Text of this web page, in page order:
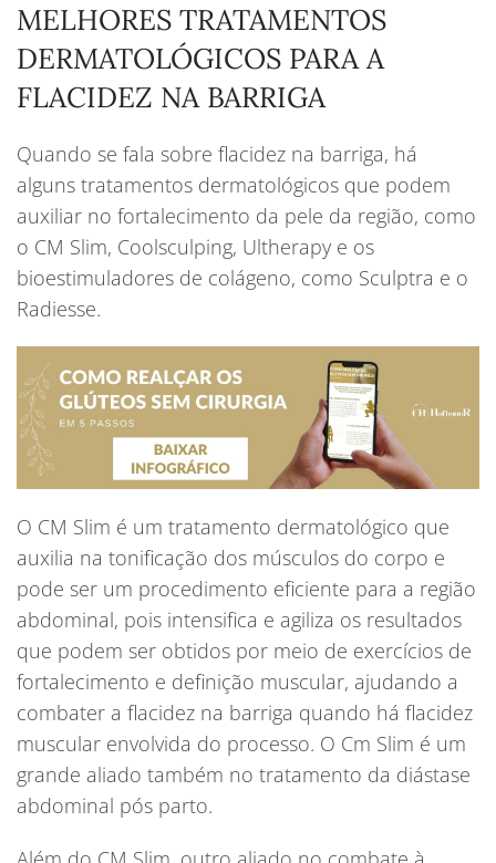
MELHORES TRATAMENTOS
DERMATOLÓGICOS PARA A
FLACIDEZ NA BARRIGA
Quando se fala sobre flacidez na barriga, há
alguns tratamentos dermatológicos que podem
auxiliar no fortalecimento da pele da região, como
o CM Slim, Coolsculping, Ultherapy e os
bioestimuladores de colágeno, como Sculptra e o
Radiesse.
O CM Slim é um tratamento dermatológico que
auxilia na tonificação dos músculos do corpo e
pode ser um procedimento eficiente para a região
abdominal, pois intensifica e agiliza os resultados
que podem ser obtidos por meio de exercícios de
fortalecimento e definição muscular, ajudando a
combater a flacidez na barriga quando há flacidez
muscular envolvida do processo. O Cm Slim é um
grande aliado também no tratamento da diástase
abdominal pós parto.